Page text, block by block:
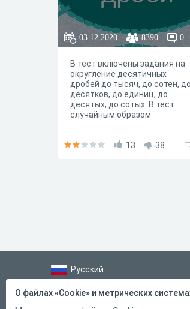
03.12.2020 8390 0
В тест включены задания на
округление десятичных
дробей до тысяч, до сотен, до
десятков, до единиц, до
десятых, до сотых. В тест
случайным образом
Оценка "5" - за 91-100%, "4" -
13 38
Русский
Справка
О файлах «Cookie» и метрических